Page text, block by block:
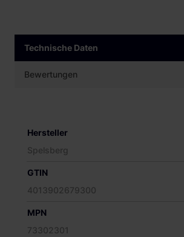
Technische Daten
Bewertungen
Hersteller
Spelsberg
GTIN
4013902679300
MPN
73302301